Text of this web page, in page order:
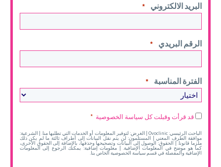
البريد الالكتروني *
الرقم البريدي *
الفترة المناسبة *
Legal
قد قرأت وقبلت كل سياسة الخصوصية *
الباحث الرئيسي: Ovoclinic | الغرض: لتوفير المعلومات أو الخدمات التي تطلبها منا. | الشرعية:
موافقة الطرف المعني | المستلمون: لن يتم نقل البيانات إلى أطراف ثالثة ما لم يكن ذلك
ملزما قانونا. | الحقوق: الوصول إلى البيانات وتصحيحها وحذفها، بالإضافة إلى الحقوق الأخرى،
كما هو موضح في المعلومات الإضافية. | معلومات إضافية: يمكنك الرجوع إلى المعلومات
الإضافية والمفصلة في قسم سياسة الخصوصية الخاص بنا.